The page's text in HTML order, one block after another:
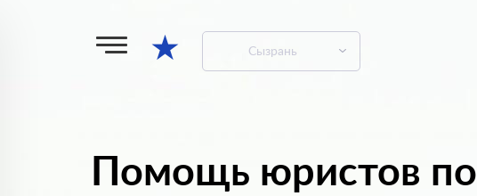
★ Сызрань
Помощь юристов по